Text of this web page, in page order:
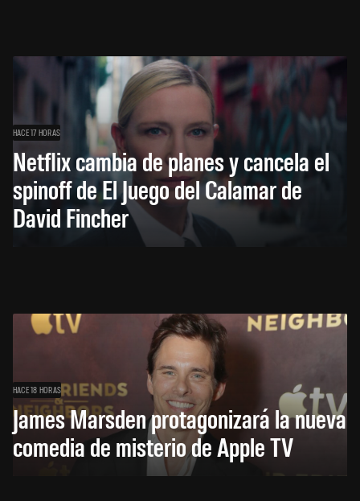
HACE 17 HORAS
Netflix cambia de planes y cancela el
spinoff de El Juego del Calamar de
David Fincher
HACE 18 HORAS
James Marsden protagonizará la nueva
comedia de misterio de Apple TV